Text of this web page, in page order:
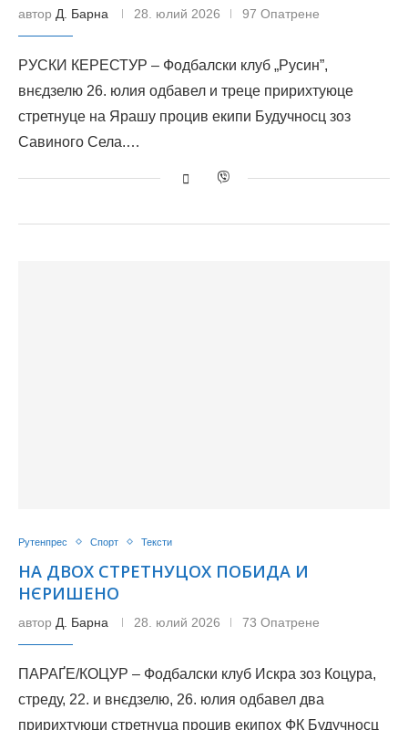
автор Д. Барна 28. юлий 2026 97 Опатрене
РУСКИ КЕРЕСТУР – Фодбалски клуб „Русин”,
внєдзелю 26. юлия одбавел и треце пририхтуюце
стретнуце на Ярашу процив екипи Будучносц зоз
Савиного Села.…
Рутенпрес Спорт Тексти
НА ДВОХ СТРЕТНУЦОХ ПОБИДА И
НЄРИШЕНО
автор Д. Барна 28. юлий 2026 73 Опатрене
ПАРАҐЕ/КОЦУР – Фодбалски клуб Искра зоз Коцура,
стреду, 22. и внєдзелю, 26. юлия одбавел два
пририхтуюци стретнуца процив екипох ФК Будучносц